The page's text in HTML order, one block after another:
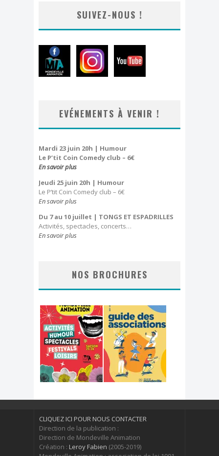
SUIVEZ-NOUS !
EVÉNEMENTS À VENIR !
Mardi 23 juin 20h | Humour
Le P’tit Coin Comedy club – 6€
En savoir plus
Jeudi 25 juin 20h | Humour
Le P’tit Coin Comedy club – 6€
En savoir plus
Du 7 au 10 juillet | TONGS ET ESPADRILLES
Activités, spectacles, concerts…
En savoir plus
NOS BROCHURES
CLIQUEZ ICI POUR NOUS CONTACTER
Direction de la publication :
Direction de Mondeville Animation
Création : Leroy Fabien (2005-2019)